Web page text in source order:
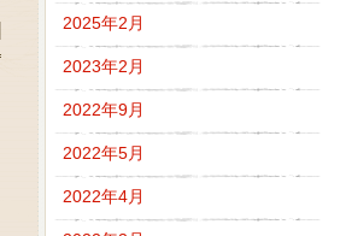
2025年2月
2023年2月
2022年9月
2022年5月
2022年4月